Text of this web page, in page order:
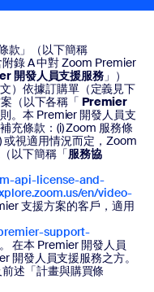
款」（以下簡稱
錄 A 中對 Zoom Premier
開發人員支援服務 」）
）依據訂購單（定義見下
（以下各稱「 Premier
。本 Premier 開發人員支
充條款：(i) Zoom 服務條
) 或視適用情況而定，Zoom
以下簡稱「服務協
api-license-and-
en/video-
支援方案的客戶，適用
support-
在本 Premier 開發人員
開發人員支援服務之方。
述「計畫與購買條